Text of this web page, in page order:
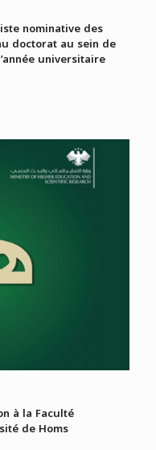
nominative des
doctorat au sein de
universitaire
à la Faculté
de Homs